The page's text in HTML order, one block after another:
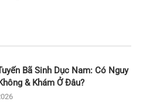
Bã Sinh Dục Nam: Có Nguy
& Khám Ở Đâu?